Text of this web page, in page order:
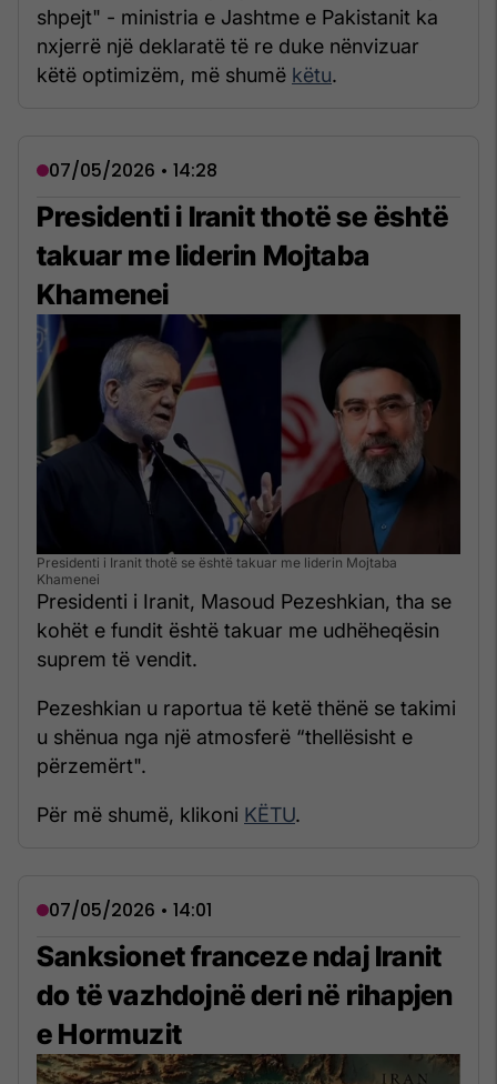
shpejt" - ministria e Jashtme e Pakistanit ka
nxjerrë një deklaratë të re duke nënvizuar
këtë optimizëm, më shumë këtu.
07/05/2026 • 14:28
Presidenti i Iranit thotë se është
takuar me liderin Mojtaba
Khamenei
Presidenti i Iranit thotë se është takuar me liderin Mojtaba
Khamenei
Presidenti i Iranit, Masoud Pezeshkian, tha se
kohët e fundit është takuar me udhëheqësin
suprem të vendit.
Pezeshkian u raportua të ketë thënë se takimi
u shënua nga një atmosferë “thellësisht e
përzemërt".
Për më shumë, klikoni KËTU.
07/05/2026 • 14:01
Sanksionet franceze ndaj Iranit
do të vazhdojnë deri në rihapjen
e Hormuzit